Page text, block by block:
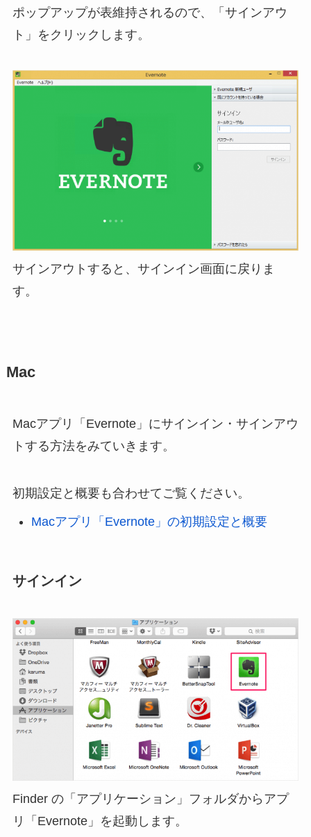
ポップアップが表維持されるので、「サインアウ
ト」をクリックします。
サインアウトすると、サインイン画面に戻りま
す。
Mac
Macアプリ「Evernote」にサインイン・サインアウ
トする方法をみていきます。
初期設定と概要も合わせてご覧ください。
Macアプリ「Evernote」の初期設定と概要
サインイン
Finder の「アプリケーション」フォルダからアプ
リ「Evernote」を起動します。